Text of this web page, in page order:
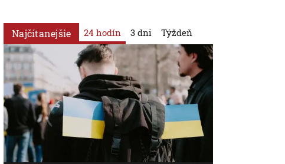
Najčítanejšie 24 hodín 3 dni Týždeň